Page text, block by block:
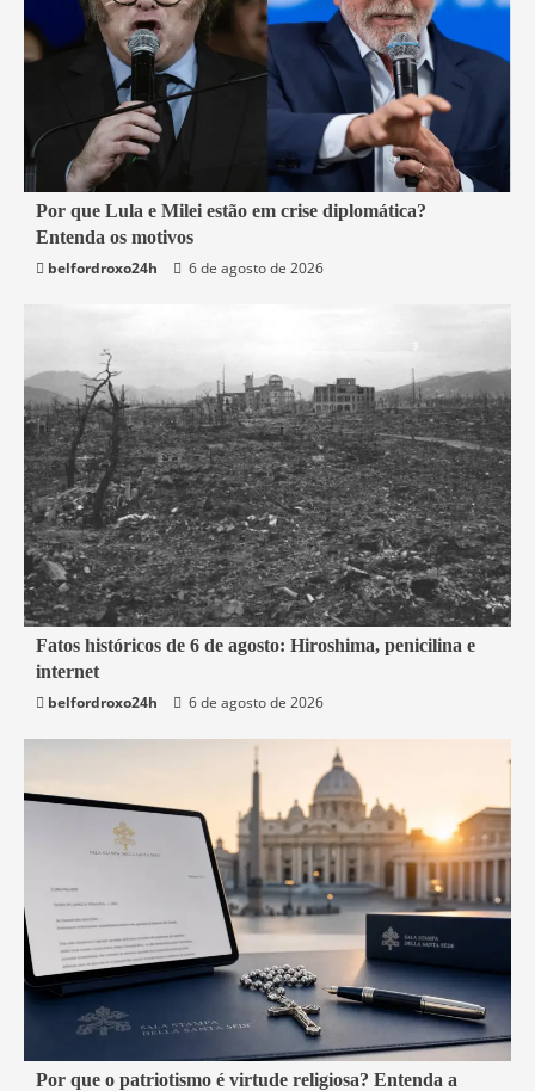
3 min read
Mundo
Por que Lula e Milei estão em crise diplomática?
Entenda os motivos
belfordroxo24h
6 de agosto de 2026
2 min read
Mundo
Fatos históricos de 6 de agosto: Hiroshima, penicilina e
internet
belfordroxo24h
6 de agosto de 2026
3 min read
Por que o patriotismo é virtude religiosa? Entenda a